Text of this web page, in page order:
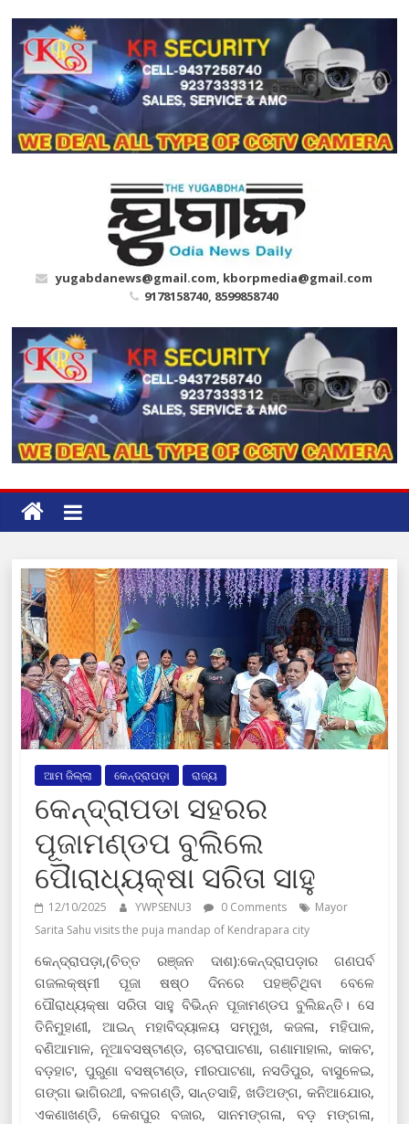
content
yugabdanews@gmail.com, kborpmedia@gmail.com
9178158740, 8599858740
ଆମ ଜିଲ୍ଲା କେନ୍ଦ୍ରାପଡ଼ା ରାଜ୍ୟ
କେନ୍ଦ୍ରାପଡା ସହରର
ପୂଜାମଣ୍ଡପ ବୁଲିଲେ
ପୈାରାଧ୍ୟକ୍ଷା ସରିତା ସାହୁ
12/10/2025 YWPSENU3 0 Comments
Mayor
Sarita Sahu visits the puja mandap of Kendrapara city
କେନ୍ଦ୍ରାପଡ଼ା,(ଚିତ୍ତ ରଞ୍ଜନ ଦାଶ):କେନ୍ଦ୍ରାପଡ଼ାର ଗଣପର୍ବ
ଗଜଲକ୍ଷ୍ମୀ ପୂଜା ଷଷ୍ଠ ଦିନରେ ପହଞ୍ଚିଥିବା ବେଳେ
ପୌରାଧ୍ୟକ୍ଷା ସରିତା ସାହୁ ବିଭିନ୍ନ ପୂଜାମଣ୍ଡପ ବୁଲିଛନ୍ତି। ସେ
ତିନିମୁହାଣୀ, ଆଇନ୍ ମହାବିଦ୍ୟାଳୟ ସମ୍ମୁଖ, କଜଳା, ମହିପାଳ,
ବଣିଆମାଳ, ନୂଆବସଷ୍ଟାଣ୍ଡ, ଚାଟରାପାଟଣା, ଗଣାମାହାଲ, କାକଟ,
ବଡ଼ହାଟ, ପୁରୁଣା ବସଷ୍ଟାଣ୍ଡ, ମୀରପାଟଣା, ନସଡିପୁର, ବାସୁଳେଇ,
ଗଙ୍ଗା ଭାଗିରଥୀ, ବଳଗଣ୍ଡି, ସାନ୍ତସାହି, ଖଡିଅଙ୍ଗ, କନିଆଯୋର,
ଏକଣାଖଣ୍ଡି, କେଶପୁର ବଜାର, ସାନମଙ୍ଗଳା, ବଡ଼ ମଙ୍ଗଳା,